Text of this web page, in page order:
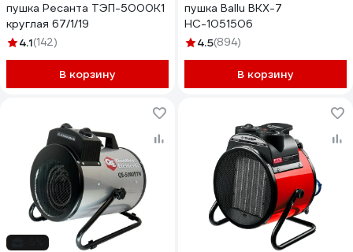
пушка Ресанта ТЭП-5000К1
круглая 67/1/19
4.1(142)
В корзину
пушка Ballu BKX-7
НС-1051506
4.5(894)
В корзину